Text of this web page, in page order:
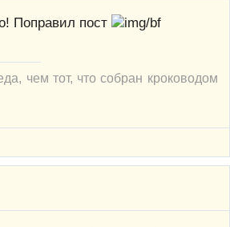
Поправил пост
чем тот, что собран кроководом